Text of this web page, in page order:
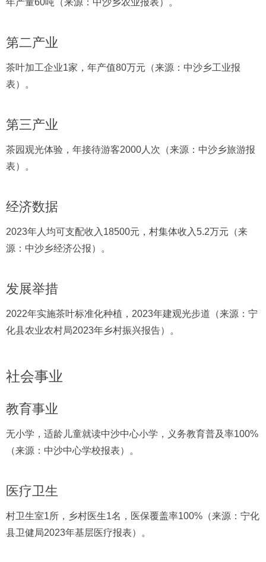
第二产业
茶叶加工企业1家，年产值80万元（来源：中沙乡工业报
表）。
第三产业
茶园观光体验，年接待游客2000人次（来源：中沙乡旅游报
表）。
经济数据
2023年人均可支配收入18500元，村集体收入5.2万元（来
源：中沙乡经济公报）。
发展举措
2022年实施茶叶标准化种植，2023年建观光步道（来源：宁
化县农业农村局2023年乡村振兴报告）。
社会事业
教育事业
无小学，适龄儿童就读中沙中心小学，义务教育普及率100%
（来源：中沙中心学校报表）。
医疗卫生
村卫生室1所，乡村医生1名，医保覆盖率100%（来源：宁化
县卫健局2023年基层医疗报表）。